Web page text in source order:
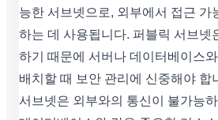
능한 서브넷으로, 외부에서 접근 가
하는 데 사용됩니다. 퍼블릭 서브넷
하기 때문에 서버나 데이터베이스
배치할 때 보안 관리에 신중해야 합
서브넷은 외부와의 통신이 불가능